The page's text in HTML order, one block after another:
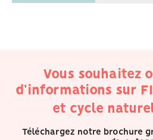
Vous souhaitez
d'informations sur
et cycle
Téléchargez notre brochure